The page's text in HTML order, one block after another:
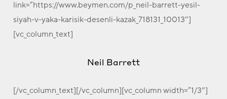
link=”https://www.beymen.com/p_neil-barrett-yesil-
siyah-v-yaka-karisik-desenli-kazak_718131_10013″]
[vc_column_text]
Neil Barrett
[/vc_column_text][/vc_column][vc_column width=”1/3″]